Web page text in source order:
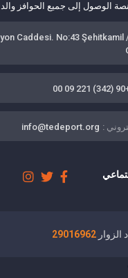
الوصول إلى جميع الحوافز
Caddesi. No:43 Şehitkamil
+90
:
info@tedeport.org
29016962